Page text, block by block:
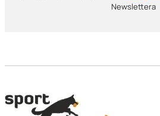
Newslettera